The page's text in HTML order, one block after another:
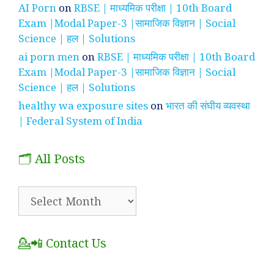
AI Porn onRBSE | माध्यमिक परीक्षा | 10th Board
Exam |Modal Paper-3 |सामाजिक विज्ञान | Social
Science | हल | Solutions
ai porn men onRBSE | माध्यमिक परीक्षा | 10th Board
Exam |Modal Paper-3 |सामाजिक विज्ञान | Social
Science | हल | Solutions
healthy wa exposure sites onभारत की संघीय व्यवस्था
| Federal System of India
🗂️ All Posts
💁📲 Contact Us